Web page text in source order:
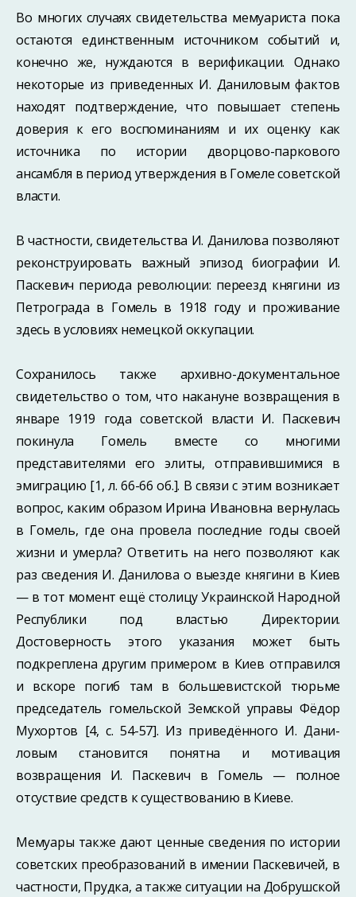
Во многих случаях свидетельства мемуариста пока
остаются единственным ис­точником событий и,
конечно же, нуждаются в верификации. Однако
некоторые из приведенных И. Даниловым фактов
находят подтверждение, что повышает степень
доверия к его воспоминаниям и их оценку как
источника по истории дворцово-пар­кового
ансамбля в период утверждения в Гомеле советской
власти.
В частности, свидетельства И. Данилова позволяют
реконструировать важный эпизод биографии И.
Паскевич периода революции: переезд княгини из
Петрограда в Гомель в 1918 году и проживание
здесь в условиях немецкой оккупации.
Сохранилось также архивно-документальное
свидетельство о том, что накану­не возвращения в
январе 1919 года советской власти И. Паскевич
покинула Гомель вместе со многими
представителями его элиты, отправившимися в
эмиграцию [1, л. 66-66 об.]. В связи с этим возникает
вопрос, каким образом Ирина Ивановна вернулась
в Гомель, где она провела последние годы своей
жизни и умерла? От­ветить на него позволяют как
раз сведения И. Данилова о выезде княгини в Киев
— в тот момент ещё столицу Украинской Народной
Республики под властью Дирек­тории.
Достоверность этого указания может быть
подкреплена другим примером: в Киев отправился
и вскоре погиб там в большевистской тюрьме
председатель го­мельской Земской управы Фёдор
Мухортов [4, с. 54-57]. Из приведённого И. Дани­
ловым становится понятна и мотивация
возвращения И. Паскевич в Гомель — полное
отсуствие средств к существованию в Киеве.
Мемуары также дают ценные сведения по истории
советских преобразований в имении Паскевичей, в
частности, Прудка, а также ситуации на Добрушской